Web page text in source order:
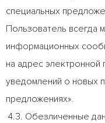
специальных
Пользователь всегда
информационных
на адрес электронной
уведомлений о новых
предложениях».
4.3. Обезличенные